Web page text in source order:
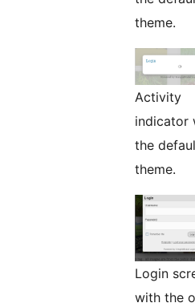
theme.
Activity
indicator
the
theme.
Login
with the